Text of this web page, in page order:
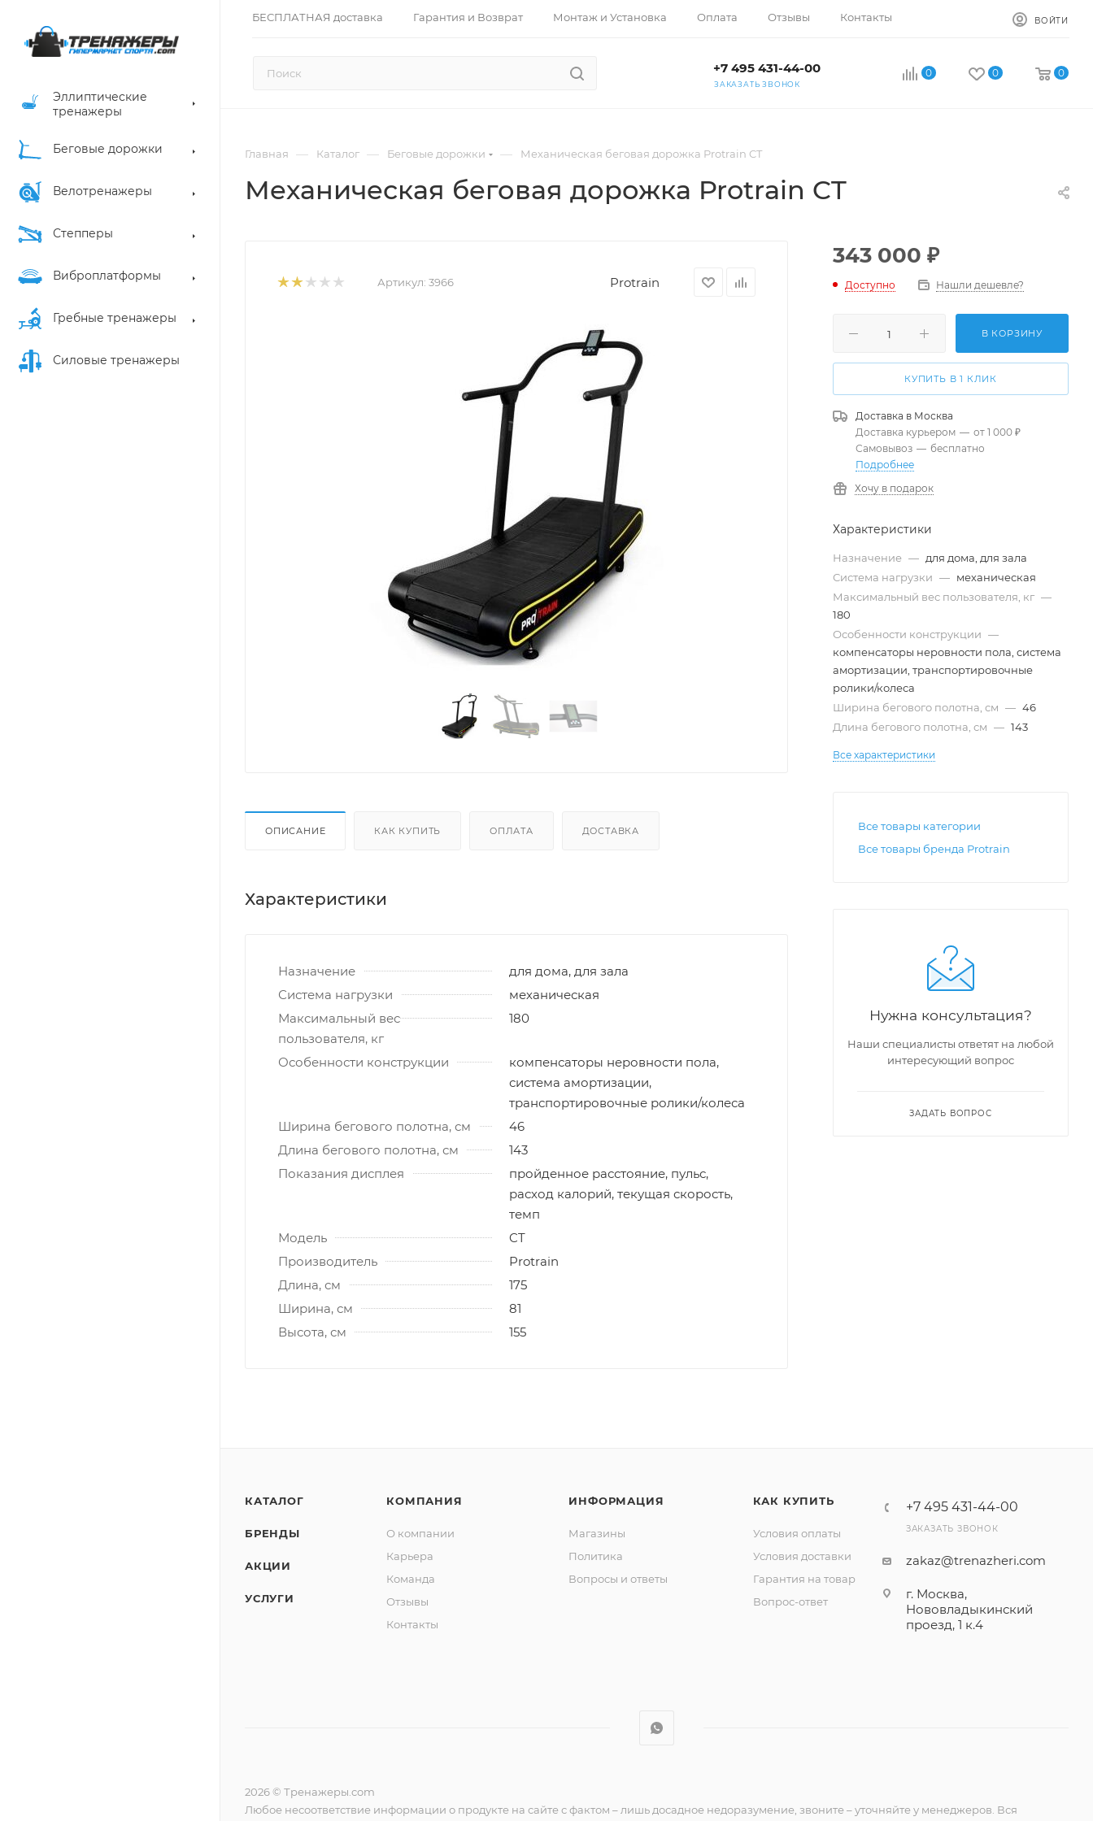
БЕСПЛАТНАЯ доставка Гарантия и Возврат Монтаж и Установка Оплата Отзывы Контакты ВОЙТИ
+7 495 431-44-00
ЗАКАЗАТЬ ЗВОНОК
0 0 0
Эллиптические
тренажеры
Беговые дорожки
Велотренажеры
Степперы
Виброплатформы
Гребные тренажеры
Силовые тренажеры
Главная — Каталог — Беговые дорожки — Механическая беговая дорожка Protrain CT
Механическая беговая дорожка Protrain CT
Артикул: 3966 Protrain
ОПИСАНИЕ КАК КУПИТЬ ОПЛАТА ДОСТАВКА
Характеристики
Назначение
для дома, для зала
Система нагрузки
механическая
Максимальный вес
пользователя, кг
180
Особенности конструкции
компенсаторы неровности пола,
система амортизации,
транспортировочные ролики/колеса
Ширина бегового полотна, см
46
Длина бегового полотна, см
143
Показания дисплея
пройденное расстояние, пульс,
расход калорий, текущая скорость,
темп
Модель
CT
Производитель
Protrain
Длина, см
175
Ширина, см
81
Высота, см
155
343 000 ₽
Доступно Нашли дешевле?
В КОРЗИНУ
КУПИТЬ В 1 КЛИК
Доставка в Москва
Доставка курьером — от 1 000 ₽
Самовывоз — бесплатно
Подробнее
Хочу в подарок
Характеристики
Назначение — для дома, для зала
Система нагрузки — механическая
Максимальный вес пользователя, кг —
180
Особенности конструкции —
компенсаторы неровности пола, система
амортизации, транспортировочные
ролики/колеса
Ширина бегового полотна, см — 46
Длина бегового полотна, см — 143
Все характеристики
Все товары категории
Все товары бренда Protrain
Нужна консультация?
Наши специалисты ответят на любой
интересующий вопрос
ЗАДАТЬ ВОПРОС
КАТАЛОГ
БРЕНДЫ
АКЦИИ
УСЛУГИ
КОМПАНИЯ
О компании
Карьера
Команда
Отзывы
Контакты
ИНФОРМАЦИЯ
Магазины
Политика
Вопросы и ответы
КАК КУПИТЬ
Условия оплаты
Условия доставки
Гарантия на товар
Вопрос-ответ
+7 495 431-44-00
ЗАКАЗАТЬ ЗВОНОК
zakaz@trenazheri.com
г. Москва,
Нововладыкинский
проезд, 1 к.4
2026 © Тренажеры.com
Любое несоответствие информации о продукте на сайте с фактом – лишь досадное недоразумение, звоните – уточняйте у менеджеров. Вся